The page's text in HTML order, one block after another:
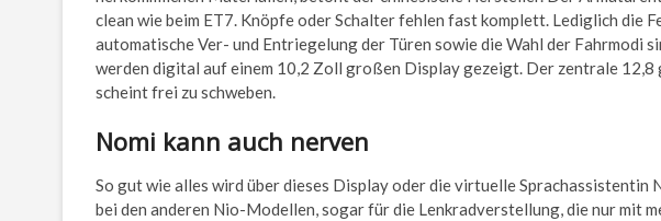
clean wie beim ET7. Knöpfe oder Schalter fehlen fast komplett. Lediglich die
automatische Ver- und Entriegelung der Türen sowie die Wahl der Fahrmodi
werden digital auf einem 10,2 Zoll großen Display gezeigt. Der zentrale 12,8
scheint frei zu schweben.
Nomi kann auch nerven
So gut wie alles wird über dieses Display oder die virtuelle Sprachassistentin
bei den anderen Nio-Modellen, sogar für die Lenkradverstellung, die nur mit